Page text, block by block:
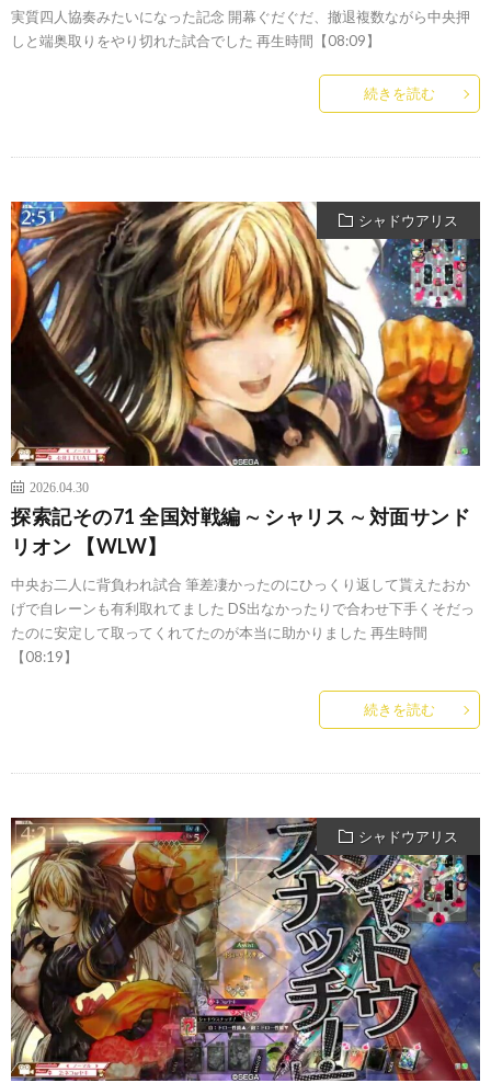
実質四人協奏みたいになった記念 開幕ぐだぐだ、撤退複数ながら中央押
しと端奥取りをやり切れた試合でした 再生時間【08:09】
続きを読む
シャドウアリス
2026.04.30
探索記その71 全国対戦編 ∼ シャリス ∼ 対面サンド
リオン 【WLW】
中央お二人に背負われ試合 筆差凄かったのにひっくり返して貰えたおか
げで自レーンも有利取れてました DS出なかったりで合わせ下手くそだっ
たのに安定して取ってくれてたのが本当に助かりました 再生時間
【08:19】
続きを読む
シャドウアリス